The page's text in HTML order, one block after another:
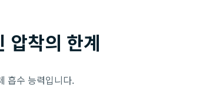
압착의 한계
흡수 능력입니다.